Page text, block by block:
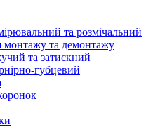
та розмічальний
монтажу та демонтажу
та затискний
губцевий